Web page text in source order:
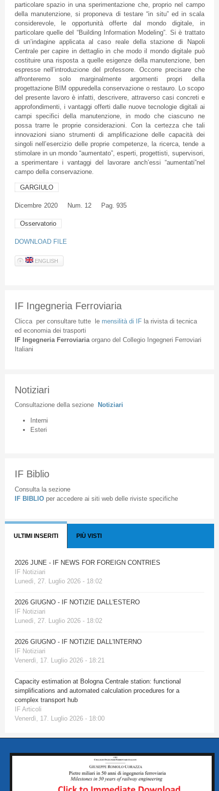
particolare spazio in una sperimentazione che, proprio nel campo
della manutenzione, si proponeva di testare “in situ” ed in scala
considerevole, le opportunità offerte dal mondo digitale, in
particolare quelle del “Building Information Modeling”. Si è trattato
di un’indagine applicata al caso reale della stazione di Napoli
Centrale per capire in dettaglio in che modo il mondo digitale può
costituire una risposta a quelle esigenze della manutenzione, ben
espresse nell’introduzione del professore. Occorre precisare che
affronteremo solo marginalmente argomenti propri della
progettazione BIM oppuredella conservazione o restauro. Lo scopo
del presente lavoro è infatti, descrivere, attraverso casi concreti e
approfondimenti, i vantaggi offerti dalle nuove tecnologie digitali ai
campi specifici della manutenzione, in modo che ciascuno ne
possa trarre le proprie considerazioni. Con la certezza che tali
innovazioni siano strumenti di amplificazione delle capacità dei
singoli nell’esercizio delle proprie competenze, la ricerca, tende a
stimolare in un mondo “aumentato”, esperti, progettisti, supervisori,
a sperimentare i vantaggi del lavorare anch’essi “aumentati”nel
campo della conservazione.
GARGIULO
Dicembre 2020 Num. 12 Pag. 935
Osservatorio
DOWNLOAD FILE
ENGLISH
IF Ingegneria Ferroviaria
Cliccaper consultare tuttele mensilità di IFla rivista di tecnica
ed economia dei trasporti
IF Ingegneria Ferroviaria organodel Collegio Ingegneri Ferroviari
Italiani
Notiziari
Consultazione della sezione Notiziari
Interni
Esteri
IF Biblio
Consulta la sezione
IF BIBLIO per accedere ai siti web delle riviste specifiche
ULTIMI INSERITI PIÙ VISTI
2026 JUNE - IF NEWS FOR FOREIGN CONTRIES
IF Notiziari
Lunedì, 27. Luglio 2026 - 18:02
2026 GIUGNO - IF NOTIZIE DALL'ESTERO
IF Notiziari
Lunedì, 27. Luglio 2026 - 18:02
2026 GIUGNO - IF NOTIZIE DALL'INTERNO
IF Notiziari
Venerdì, 17. Luglio 2026 - 18:21
Capacity estimation at Bologna Centrale station: functional
simplifications and automated calculation procedures for a
complex transport hub
IF Articoli
Venerdì, 17. Luglio 2026 - 18:00